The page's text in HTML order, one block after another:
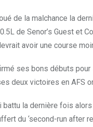
de la malchance la
de Senor’s Guest et
avoir une course
ses bons débuts
deux victoires en AFS
battu la dernière fois
du ‘second-run after